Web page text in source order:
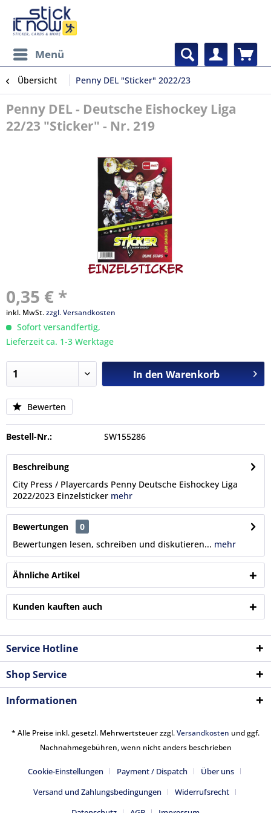
Menü
Übersicht Penny DEL "Sticker" 2022/23
Penny DEL - Deutsche Eishockey Liga
22/23 "Sticker" - Nr. 219
0,35 € *
inkl. MwSt.zzgl. Versandkosten
Sofort versandfertig,
Lieferzeit ca. 1-3 Werktage
In den Warenkorb
Bewerten
Bestell-Nr.: SW155286
Beschreibung
City Press / Playercards Penny Deutsche Eishockey Liga
2022/2023 Einzelsticker mehr
Bewertungen
0
Bewertungen lesen, schreiben und diskutieren... mehr
Ähnliche Artikel
Kunden kauften auch
Service Hotline
Shop Service
Informationen
* Alle Preise inkl. gesetzl. Mehrwertsteuer zzgl.Versandkosten und ggf.
Nachnahmegebühren, wenn nicht anders beschrieben
Cookie-Einstellungen Payment / Dispatch
Über uns
Versand und Zahlungsbedingungen
Widerrufsrecht